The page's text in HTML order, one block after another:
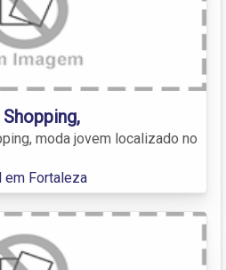
moda jovem localizado no
em Fortaleza